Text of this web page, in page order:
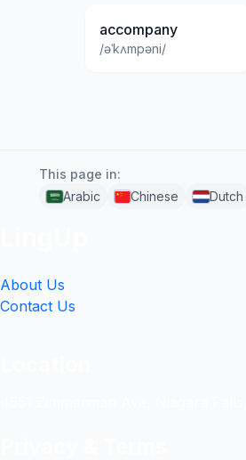
accompany
/əˈkʌmpəni/
This page in:
Arabic
Chinese Dutch
About Us
Contact Us